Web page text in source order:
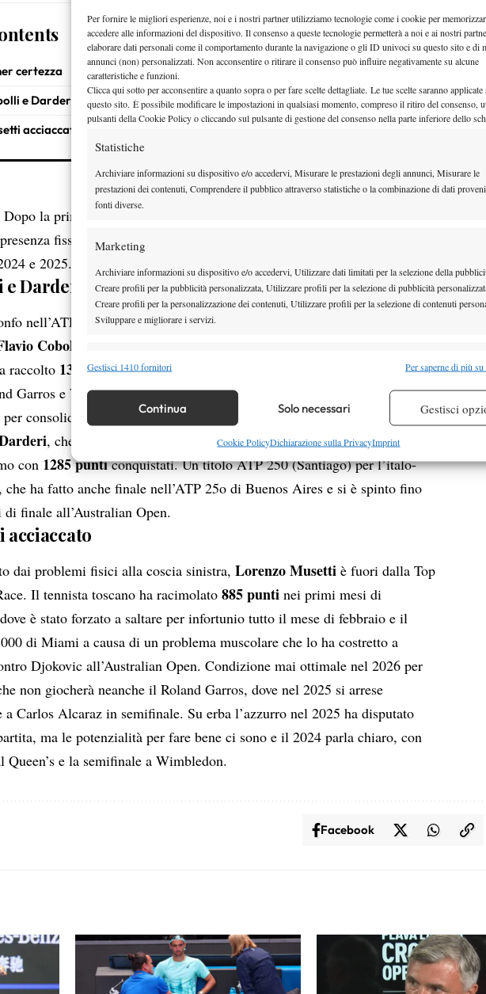
Per fornire le migliori esperienze, noi e i nostri partner utilizziamo tecnologie come i cookie per
accedere alle informazioni del dispositivo. Il consenso a queste tecnologie permetterà a noi e ai nostri
elaborare dati personali come il comportamento durante la navigazione o gli ID univoci su questo sito e di
annunci (non) personalizzati. Non acconsentire o ritirare il consenso può influire negativamente su alcune
caratteristiche e funzioni.
Clicca qui sotto per acconsentire a quanto sopra o per fare scelte dettagliate. Le tue scelte saranno applicate
questo sito. È possibile modificare le impostazioni in qualsiasi momento, compreso il ritiro del consenso,
pulsanti della Cookie Policy o cliccando sul pulsante di gestione del consenso nella parte inferiore dello
Statistiche
Archiviare informazioni su dispositivo e/o accedervi, Misurare le prestazioni degli annunci, Misurare le
prestazioni dei contenuti, Comprendere il pubblico attraverso statistiche o la combinazione di dati
fonti diverse.
Marketing
Archiviare informazioni su dispositivo e/o accedervi, Utilizzare dati limitati per la selezione della
Creare profili per la pubblicità personalizzata, Utilizzare profili per la selezione di pubblicità
Creare profili per la personalizzazione dei contenuti, Utilizzare profili per la selezione di contenuti
Sviluppare e migliorare i servizi.
Funzionalità
Identificare i dispositivi in base alle informazioni trasmesse automaticamente.
Garantire la sicurezza, prevenire e rilevare frodi, correggere errori,
Erogare e presentare pubblicità e contenuto, Salvare e comunicare le
scelte sulla privacy.
Gestisci 1410 fornitori Per saperne di più
Continua Solo necessari Gestisci
Cookie PolicyDichiarazione sulla PrivacyImprint
certezza
e Darderi ci credono
acciaccato
Sinner certezza
Con una semifinale Slam e
quattro Masters 1000 vinti,
Sinnernon è matematicamente
certo del posto a Torino, ma sarà
sicurezza aritmetica di disputare
per laquarta volta consecutiva
Dopo la prima partecipazione nel 2021 da riserva, l’altoatesino dal 2023 è
fissa dell’ultimo grande torneo della stagione, di cui detiene i
e 2025.
e Darderi ci credono
nell’ATP 500 di Acapulco e la finale nell’ATP 500 di Monaco di
Cobolli
raccolto 1320 puntie occupa l’ottava posizione della Race verso Torino e
Garros e Wimbledon, dove lo scorso anno si fermò ai quarti contro
consolidare la propria posizione in Top ten. Nei primi dieci c’è anche
, che grazie alla semifinale agli Internazionali ha scalato dieci posti
con 1285 punticonquistati. Un titolo ATP 250 (Santiago) per l’italo-
che ha fatto anche finale nell’ATP 25o di Buenos Aires e si è spinto fino
finale all’Australian Open.
acciaccato
dai problemi fisici alla coscia sinistra,Lorenzo Musetti è fuori dalla Top
Il tennista toscano ha racimolato885 punti nei primi mesi di
è stato forzato a saltare per infortunio tutto il mese di febbraio e il
di Miami a causa di un problema muscolare che lo ha costretto a
Djokovic all’Australian Open. Condizione mai ottimale nel 2026 per
non giocherà neanche il Roland Garros, dove nel 2025 si arrese
a Carlos Alcaraz in semifinale. Su erba l’azzurro nel 2025 ha disputato
ma le potenzialità per fare bene ci sono e il 2024 parla chiaro, con
Queen’s e la semifinale a Wimbledon.
Facebook